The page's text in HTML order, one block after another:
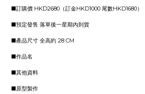
■訂購價 HKD2680（訂金HKD1000 尾數HKD1680）
■預定發售 落單後一星期內到貨
■產品尺寸 全高約 28 CM
■作品名
■其他資料
■原型製作